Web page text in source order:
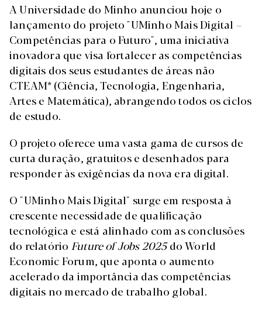
A Universidade do Minho anunciou hoje o
lançamento do projeto "UMinho Mais Digital –
Competências para o Futuro", uma iniciativa
inovadora que visa fortalecer as competências
digitais dos seus estudantes de áreas não
CTEAM* (Ciência, Tecnologia, Engenharia,
Artes e Matemática), abrangendo todos os ciclos
de estudo.
O projeto oferece uma vasta gama de cursos de
curta duração, gratuitos e desenhados para
responder às exigências da nova era digital.
O "UMinho Mais Digital" surge em resposta à
crescente necessidade de qualificação
tecnológica e está alinhado com as conclusões
do relatório Future of Jobs 2025do World
Economic Forum, que aponta o aumento
acelerado da importância das competências
digitais no mercado de trabalho global.